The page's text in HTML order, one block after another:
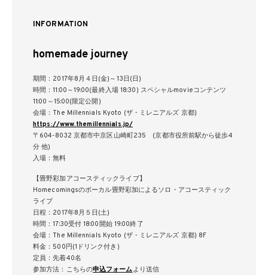
INFORMATION
homemade journey
期間：2017年8月４日(金)～13日(日)
時間：11:00～19:00(最終入場 18:30) スペシャルmovieコンテンツ
11:00～15:00(限定公開)
会場：The Millennials Kyoto (ザ・ミレニアルズ 京都)
https://www.themillennials.jp/
〒604-8032 京都市中京区山崎町235 (京都市役所前駅から徒歩4
分 他)
入場：無料
【畳野彩加アコースティックライブ】
Homecomingsのボーカル畳野彩加によるソロ・アコースティック
ライブ
日程：2017年8月５日(土)
時間：17:30受付 18:00開始 19:00終了
会場：The Millennials Kyoto (ザ・ミレニアルズ 京都) 8F
料金：500円(1ドリンク付き)
定員：先着40名
参加方法：こちらの申込フォームより送信